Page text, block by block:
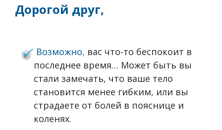
Дорогой друг,
Возможно, вас что-то беспокоит в
последнее время… Может быть вы
стали замечать, что ваше тело
становится менее гибким, или вы
страдаете от болей в пояснице и
коленях.